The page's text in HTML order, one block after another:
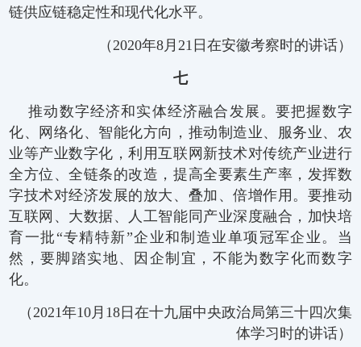
链供应链稳定性和现代化水平。
（2020年8月21日在安徽考察时的讲话）
七
推动数字经济和实体经济融合发展。要把握数字
化、网络化、智能化方向，推动制造业、服务业、农
业等产业数字化，利用互联网新技术对传统产业进行
全方位、全链条的改造，提高全要素生产率，发挥数
字技术对经济发展的放大、叠加、倍增作用。要推动
互联网、大数据、人工智能同产业深度融合，加快培
育一批“专精特新”企业和制造业单项冠军企业。当
然，要脚踏实地、因企制宜，不能为数字化而数字
化。
（2021年10月18日在十九届中央政治局第三十四次集
体学习时的讲话）